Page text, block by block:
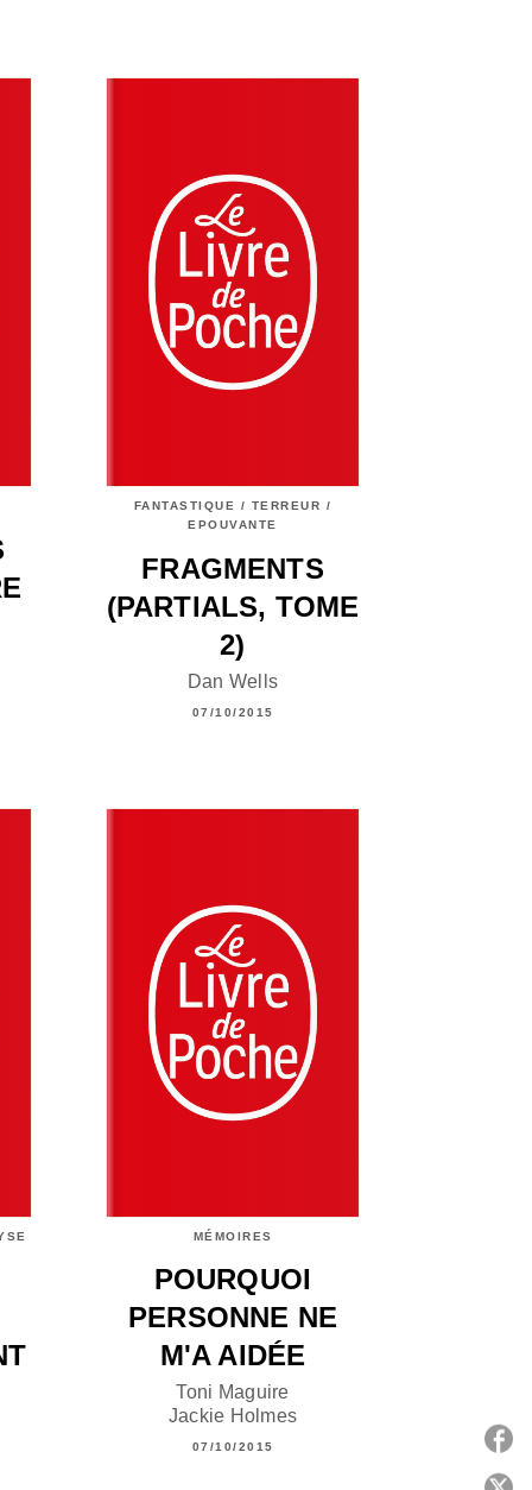
FANTASTIQUE / TERREUR /
EPOUVANTE
FRAGMENTS
(PARTIALS, TOME
2)
Dan Wells
07/10/2015
MÉMOIRES
POURQUOI
PERSONNE NE
M'A AIDÉE
Toni Maguire
Jackie Holmes
07/10/2015